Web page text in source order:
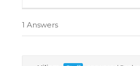
1 Answers